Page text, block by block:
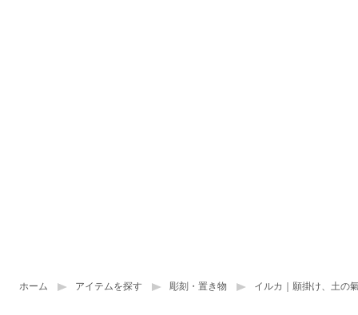
ホーム アイテムを探す 彫刻・置き物 イルカ｜願掛け、土の